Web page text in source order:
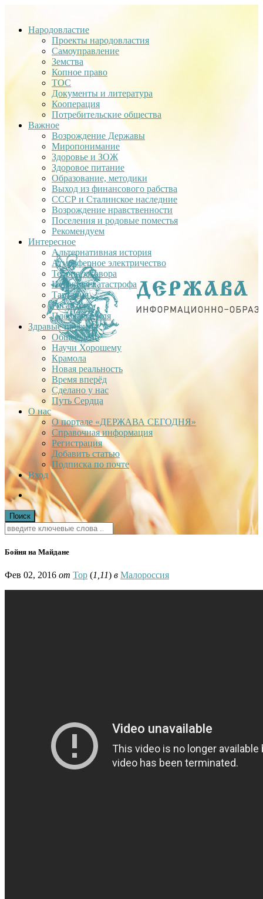
Народовластие
Проекты народовластия
Самоуправление
Земства
Копное право
ТОС
Документы и литература
Кооперация
Потребительские общества
Важное
Возрождение Державы
Миропонимание
Здоровье и ЗОЖ
Здоровое питание
Образование, методики
Выход из финансового рабства
СССР и Сталинское наследние
Возрождение нравственности
Поселения и родовые поместья
Рекомендуем
Интересное
Альтернативная история
Атмосферное электричество
Теория заговора
Недавняя катастрофа
Тартария
Гиганты
Плоская Земля
Здравые проекты
Общее дело
Научи Хорошему
Крамола
Новая реальность
Время вперёд
Сделано у нас
Путь Сердца
О нас
О портале «ДЕРЖАВА СЕГОДНЯ»
Справочная информация
Регистрация
Добавить статью
Подписка по почте
Вход
Бойня на Майдане
Фев 02, 2016 от Тор (1,11) в Малороссия